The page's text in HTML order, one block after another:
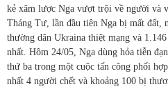
kẻ xâm lược Nga vượt trội về người và
Tháng Tư, lần đầu tiên Nga bị mất đất,
thường dân Ukraina thiệt mạng và
nhất. Hôm 24/05, Nga dùng hỏa tiễn
thứ ba trong một cuộc tấn công phối
nhất 4 người chết và khoảng 100 bị